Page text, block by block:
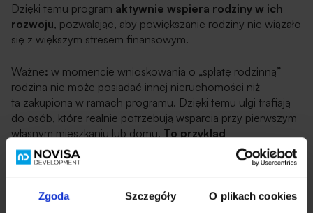
Zgoda Szczegóły O plikach cookies
Dzięki temu program aktywnie wspiera rodziny w ich
rozwoju, pozwalając, aby powiększanie rodziny nie wiązało
się z większym stresem finansowym.
Ważne: w momencie wnioskowania o „spłatę rodzinną”
rodzina nie może posiadać innej nieruchomości niż
ta zakupiona w ramach programu. Dzięki temu ulgi trafiają
do osób, które realnie potrzebują wsparcia przy pierwszym
własnym mieszkaniu lub domu. To przykład
praktycznego i namacalnego wsparcia dla rodzin
w codziennym życiu, które pozwala realizować marzenia
o własnym, bezpiecznym domu.